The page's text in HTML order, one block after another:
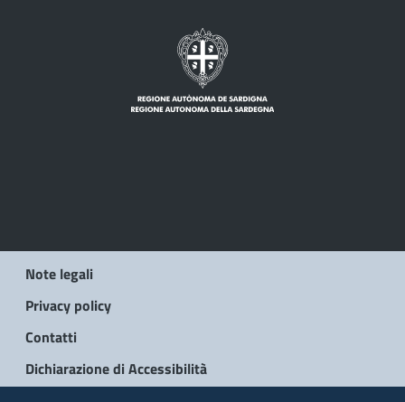
Note legali
Privacy policy
Contatti
Dichiarazione di Accessibilità